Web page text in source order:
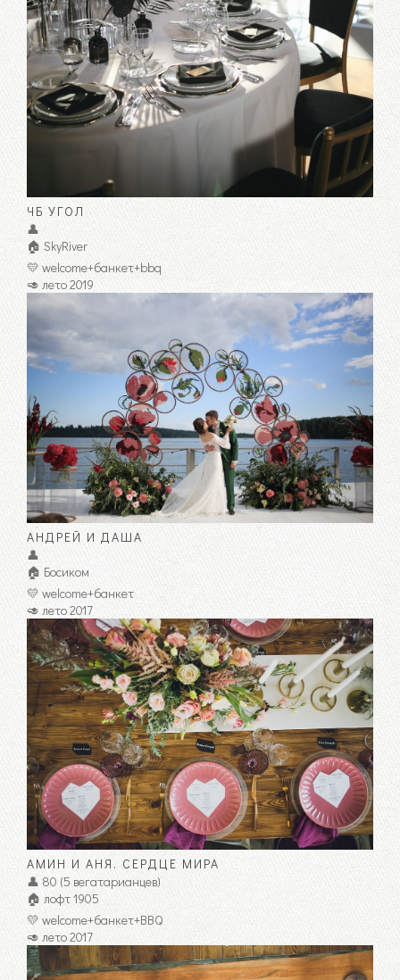
ЧБ УГОЛ
👤
🏠 SkyRiver
💛 welcome+банкет+bbq
🥑 лето 2019
АНДРЕЙ И ДАША
👤
🏠 Босиком
💛 welcome+банкет
🥑 лето 2017
АМИН И АНЯ. CЕРДЦЕ МИРА
👤 80 (5 вегатарианцев)
🏠 лофт 1905
💛 welcome+банкет+BBQ
🥑 лето 2017